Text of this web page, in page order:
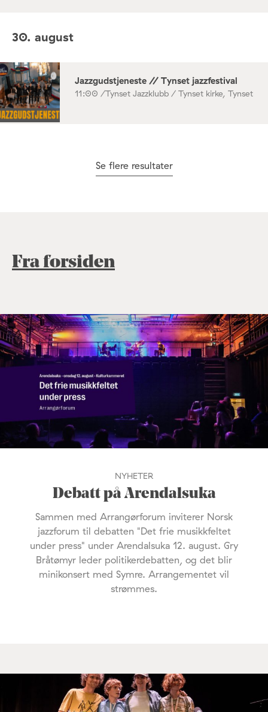
30. august
Jazzgudstjeneste // Tynset jazzfestival
11:00 /Tynset Jazzklubb / Tynset kirke, Tynset
Se flere resultater
Fra forsiden
NYHETER
Debatt på Arendalsuka
Sammen med Arrangørforum inviterer Norsk
jazzforum til debatten "Det frie musikkfeltet
under press" under Arendalsuka 12. august. Gry
Bråtømyr leder politikerdebatten, og det blir
minikonsert med Symre. Arrangementet vil
strømmes.